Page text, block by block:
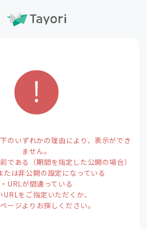
のいずれかの理由により、表示ができ
ません。
である（期間を指定した公開の場合）
たは非公開の設定になっている
・URLが間違っている
URLをご指定いただくか、
ージよりお探しください。